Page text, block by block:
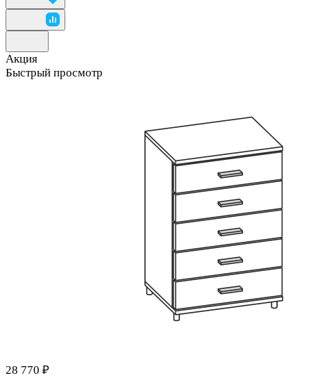
Акция
Быстрый просмотр
28 770 ₽